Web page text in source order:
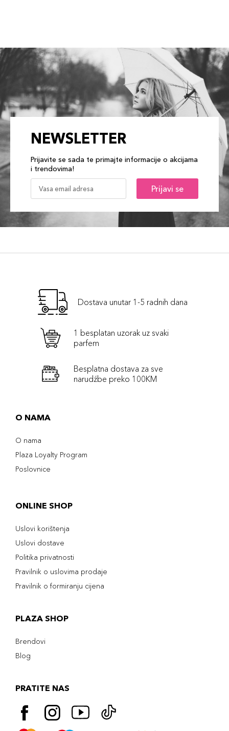
NEWSLETTER
Prijavite se sada te primajte informacije o akcijama
i trendovima!
Prijavi se
Dostava unutar 1-5 radnih dana
1 besplatan uzorak uz svaki
parfem
Besplatna dostava za sve
narudźbe preko 100KM
O NAMA
O nama
Plaza Loyalty Program
Poslovnice
ONLINE SHOP
Uslovi korištenja
Uslovi dostave
Politika privatnosti
Pravilnik o uslovima prodaje
Pravilnik o formiranju cijena
PLAZA SHOP
Brendovi
Blog
PRATITE NAS